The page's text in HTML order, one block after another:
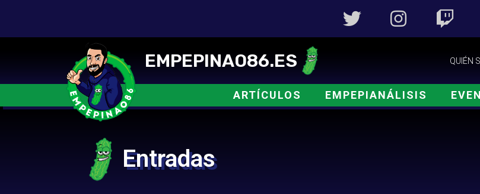
EMPEPINAO86.ES QUIÉN
ARTÍCULOS EMPEPIANÁLISIS
Entradas